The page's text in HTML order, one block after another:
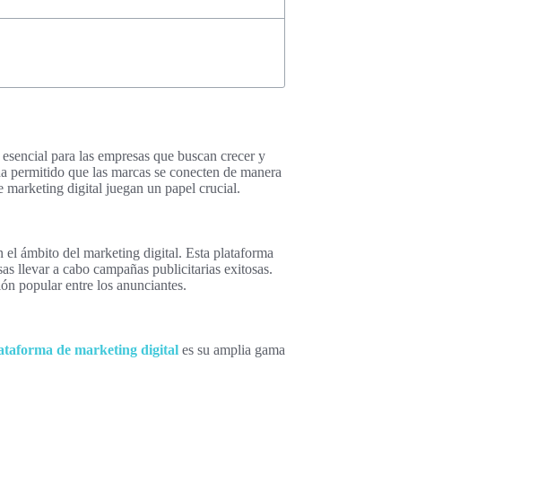
para las empresas que buscan crecer y
que las marcas se conecten de manera
marketing digital juegan un papel crucial.
el ámbito del marketing digital. Esta plataforma
llevar a cabo campañas publicitarias exitosas.
popular entre los anunciantes.
de marketing digital es su amplia gama